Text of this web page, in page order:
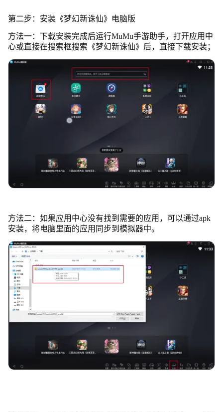
第二步：安装《梦幻新诛仙》电脑版
方法一：下载安装完成后运行MuMu手游助手，打开应用中
心或直接在搜索框搜索《梦幻新诛仙》后，直接下载安装；
方法二：如果应用中心没有找到需要的应用，可以通过apk
安装，将电脑里面的应用同步到模拟器中。